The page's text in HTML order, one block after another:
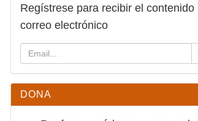
Regístrese para recibir el
por correo electrónico
DONA